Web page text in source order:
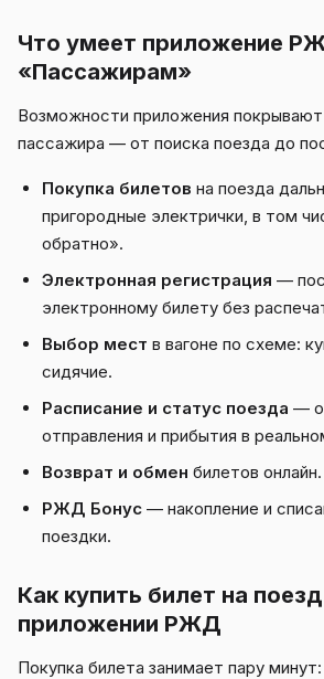
Что умеет приложение
«Пассажирам»
Возможности приложения покрывают
пассажира — от поиска поезда до
Покупка билетов на поезда
пригородные электрички, в том
обратно».
Электронная регистрация —
электронному билету без
Выбор мест в вагоне по схеме:
сидячие.
Расписание и статус поезда —
отправления и прибытия в
Возврат и обмен билетов онлайн.
РЖД Бонус — накопление и
поездки.
Как купить билет на
приложении РЖД
Покупка билета занимает пару минут: